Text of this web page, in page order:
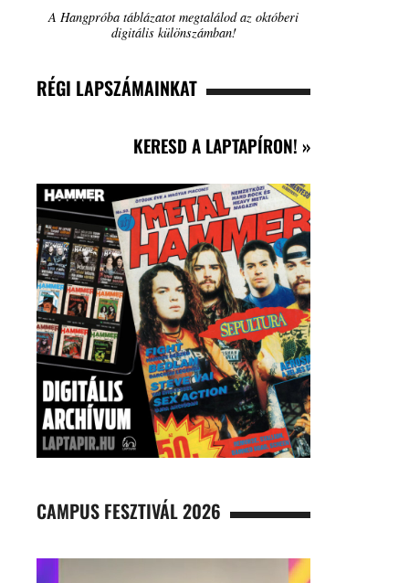
A Hangpróba táblázatot megtalálod az októberi
digitális különszámban!
RÉGI LAPSZÁMAINKAT
KERESD A LAPTAPÍRON! »
CAMPUS FESZTIVÁL 2026